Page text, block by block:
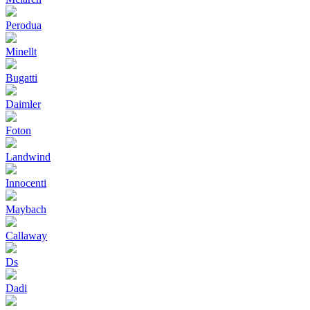
Perodua
Minellt
Bugatti
Daimler
Foton
Landwind
Innocenti
Maybach
Callaway
Ds
Dadi